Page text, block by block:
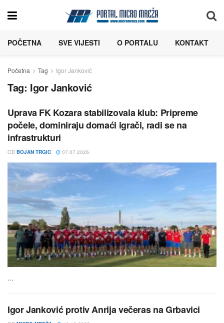
POČETNA SVE VIJESTI O PORTALU KONTAKT
Početna Tag Igor Janković
Tag: Igor Janković
Uprava FK Kozara stabilizovala klub: Pripreme
počele, dominiraju domaći igrači, radi se na
infrastrukturi
OD BOJAN TRGIC 07.07.2026.
...
Igor Janković protiv Anrija večeras na Grbavici